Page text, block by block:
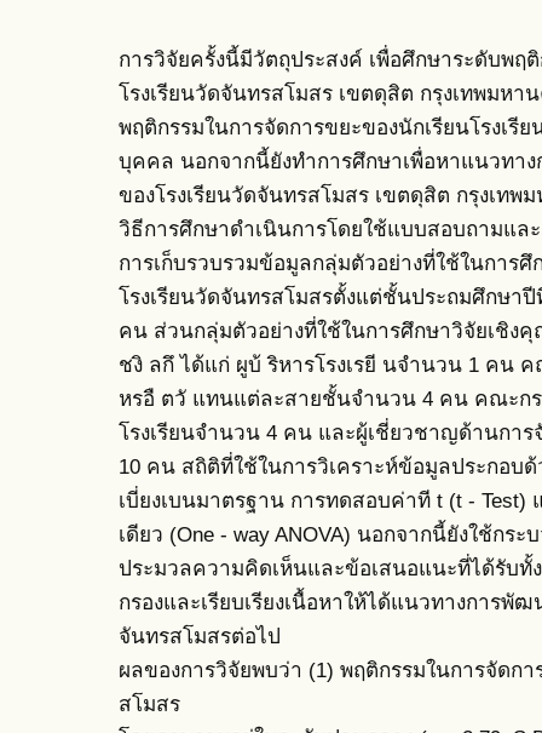
การวิจัยครั้งนี้มีวัตถุประสงค์ เพื่อศึกษาระดับพฤ
โรงเรียนวัดจันทรสโมสร เขตดุสิต กรุงเทพมหา
พฤติกรรมในการจัดการขยะของนักเรียนโรงเ
บุคคล นอกจากนี้ยังทำการศึกษาเพื่อหาแนวทา
ของโรงเรียนวัดจันทรสโมสร เขตดุสิต กรุงเทพ
วิธีการศึกษาดำเนินการโดยใช้แบบสอบถามแล
การเก็บรวบรวมข้อมูลกลุ่มตัวอย่างที่ใช้ในการ
โรงเรียนวัดจันทรสโมสรตั้งแต่ชั้นประถมศึกษา
คน ส่วนกลุ่มตัวอย่างที่ใช้ในการศึกษาวิจัยเชิง
ชงิ ลกึ ได้แก่ ผูบ้ ริหารโรงเรยี นจำนวน 1 คน
หรอื ตวั แทนแต่ละสายชั้นจำนวน 4 คน คณะกร
โรงเรียนจำนวน 4 คน และผู้เชี่ยวชาญด้านกา
10 คน สถิติที่ใช้ในการวิเคราะห์ข้อมูลประกอบ
เบี่ยงเบนมาตรฐาน การทดสอบค่าที t (t -
เดียว (One - way ANOVA) นอกจากนี้ยังใช้กระ
ประมวลความคิดเห็นและข้อเสนอแนะที่ได้รับ
กรองและเรียบเรียงเนื้อหาให้ได้แนวทางการพั
จันทรสโมสรต่อไป
ผลของการวิจัยพบว่า (1) พฤติกรรมในการจัดก
สโมสร